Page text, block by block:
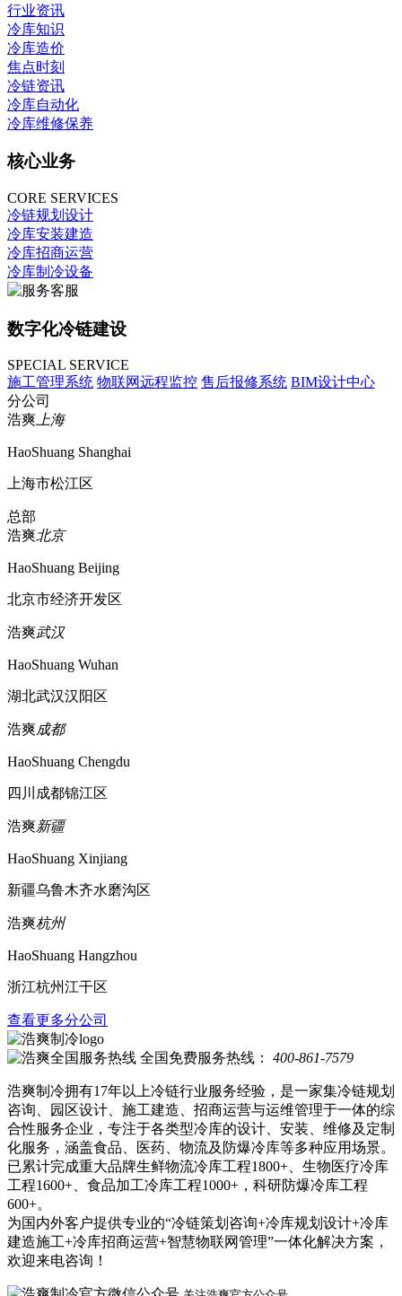
行业资讯
冷库知识
冷库造价
焦点时刻
冷链资讯
冷库自动化
冷库维修保养
核心业务
CORE SERVICES
冷链规划设计
冷库安装建造
冷库招商运营
冷库制冷设备
数字化冷链建设
SPECIAL SERVICE
施工管理系统 物联网远程监控 售后报修系统 BIM设计中心
分公司
浩爽上海
HaoShuang Shanghai
上海市松江区
总部
浩爽北京
HaoShuang Beijing
北京市经济开发区
浩爽武汉
HaoShuang Wuhan
湖北武汉汉阳区
浩爽成都
HaoShuang Chengdu
四川成都锦江区
浩爽新疆
HaoShuang Xinjiang
新疆乌鲁木齐水磨沟区
浩爽杭州
HaoShuang Hangzhou
浙江杭州江干区
查看更多分公司
全国免费服务热线： 400-861-7579
浩爽制冷拥有17年以上冷链行业服务经验，是一家集冷链规划
咨询、园区设计、施工建造、招商运营与运维管理于一体的综
合性服务企业，专注于各类型冷库的设计、安装、维修及定制
化服务，涵盖食品、医药、物流及防爆冷库等多种应用场景。
已累计完成重大品牌生鲜物流冷库工程1800+、生物医疗冷库
工程1600+、食品加工冷库工程1000+，科研防爆冷库工程
600+。
为国内外客户提供专业的“冷链策划咨询+冷库规划设计+冷库
建造施工+冷库招商运营+智慧物联网管理”一体化解决方案，
欢迎来电咨询！